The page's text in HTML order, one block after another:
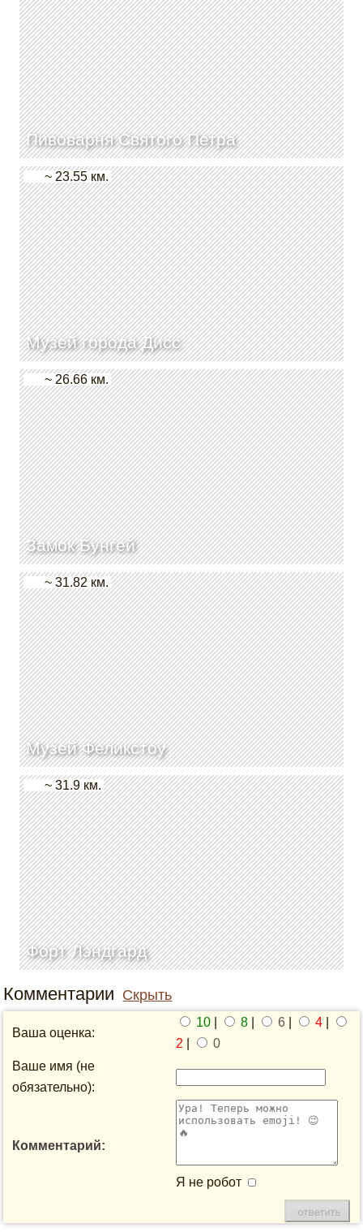
Пивоварня Святого Петра
Музей города Дисс
~ 23.55 км.
Замок Бунгей
~ 26.66 км.
Музей Феликстоу
~ 31.82 км.
Форт Лэндгард
~ 31.9 км.
Комментарии Скрыть
Ваша оценка:
10 8 6 4
2
0
Ваше имя (не
обязательно):
Комментарий:
Я не робот